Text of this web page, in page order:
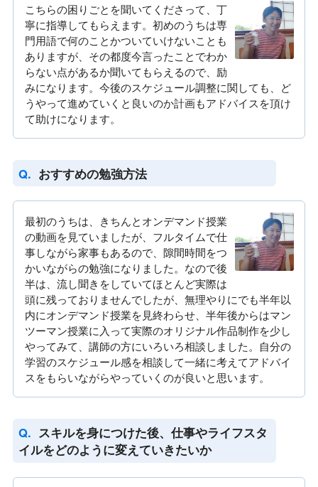
こちらの困りごとを聞いてくださって、丁
寧に指導してもらえます。初めのうちは専
門用語で何のことかついていけないことも
ありますが、その都度今言ったことでわか
らない点があるか聞いてもらえるので、励
みになります。今後のスケジュール調整に関しても、ど
うやって進めていくと良いのか計画もアドバイスを頂け
て助けになります。
おすすめの勉強方法
最初のうちは、きちんとオンデマンド授業
の動画を見ていましたが、フルタイムで仕
事しながら家事もあるので、隙間時間をつ
かいながらの勉強になりました。なので後
半は、流し聞きをしていてほとんど実際は
頭に残っておりませんでしたが、無理やりにでも半年以
内にオンデマンド授業を見終わらせ、半年後からはマン
ツーマン授業に入って実際のオリジナル作品制作を少し
やってみて、講師の方にいろいろ相談しました。自分の
学習のスケジュール感を相談して一緒に考えてアドバイ
スをもらいながらやっていくのが良いと思います。
スキルを身につけた後、仕事やライフスタ
イルをどのように変えていきたいか